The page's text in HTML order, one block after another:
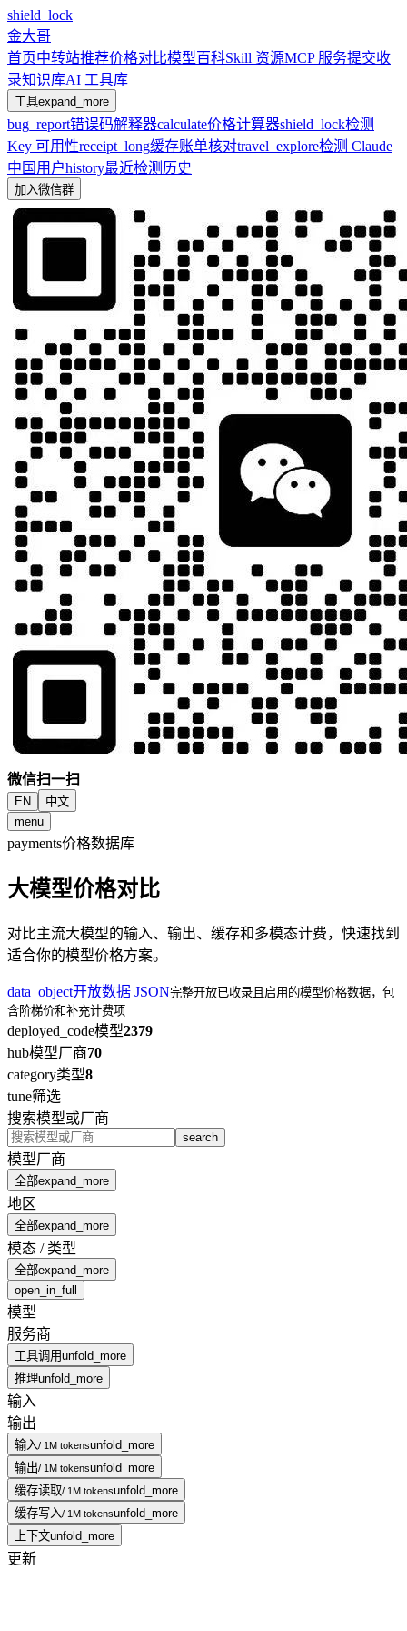
shield_lock
金大哥
首页中转站推荐价格对比模型百科Skill 资源MCP 服务提交收
录知识库AI 工具库
工具expand_more
bug_report错误码解释器calculate价格计算器shield_lock检测
Key 可用性receipt_long缓存账单核对travel_explore检测 Claude
中国用户history最近检测历史
加入微信群
微信扫一扫
EN
中文
menu
payments价格数据库
大模型价格对比
对比主流大模型的输入、输出、缓存和多模态计费，快速找到
适合你的模型价格方案。
data_object开放数据 JSON完整开放已收录且启用的模型价格数据，包
含阶梯价和补充计费项
deployed_code模型2379
hub模型厂商70
category类型8
tune筛选
搜索模型或厂商
search
模型厂商
全部expand_more
地区
全部expand_more
模态 / 类型
全部expand_more
open_in_full
模型
服务商
工具调用unfold_more
推理unfold_more
输入
输出
输入/ 1M tokensunfold_more
输出/ 1M tokensunfold_more
缓存读取/ 1M tokensunfold_more
缓存写入/ 1M tokensunfold_more
上下文unfold_more
更新